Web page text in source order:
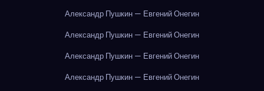
Александр Пушкин — Евгений Онегин
Александр Пушкин — Евгений Онегин
Александр Пушкин — Евгений Онегин
Александр Пушкин — Евгений Онегин